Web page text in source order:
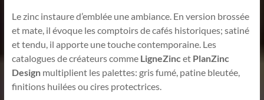
Le zinc instaure d’emblée une ambiance. En version brossée
et mate, il évoque les comptoirs de cafés historiques; satiné
et tendu, il apporte une touche contemporaine. Les
catalogues de créateurs comme LigneZincet PlanZinc
Designmultiplient les palettes: gris fumé, patine bleutée,
finitions huilées ou cires protectrices.